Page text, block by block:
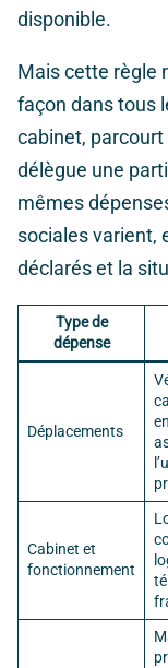
disponible.
Mais cette règle
façon dans tous
cabinet,
délègue une
mêmes
sociales varient,
déclarés et la
Type de
dépense
Déplacements
Cabinet et
fonctionnement